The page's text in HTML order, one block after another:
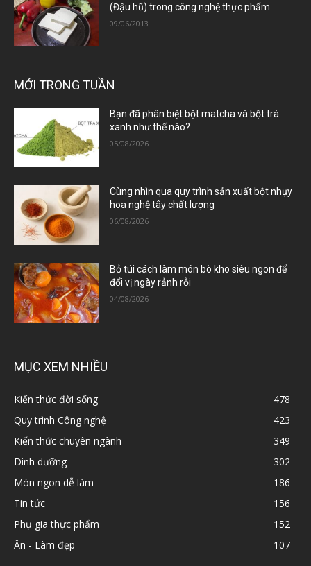
(Đậu hũ) trong công nghệ thực phẩm
09/06/2013
MỚI TRONG TUẦN
Bạn đã phân biệt bột matcha và bột trà
xanh như thế nào?
05/08/2026
Cùng nhìn qua quy trình sản xuất bột nhụy
hoa nghệ tây chất lượng
06/08/2026
Bỏ túi cách làm món bò kho siêu ngon để
đổi vị ngày rảnh rỗi
04/08/2026
MỤC XEM NHIỀU
Kiến thức đời sống
478
Quy trình Công nghệ
423
Kiến thức chuyên ngành
349
Dinh dưỡng
302
Món ngon dễ làm
186
Tin tức
156
Phụ gia thực phẩm
152
Ăn - Làm đẹp
107